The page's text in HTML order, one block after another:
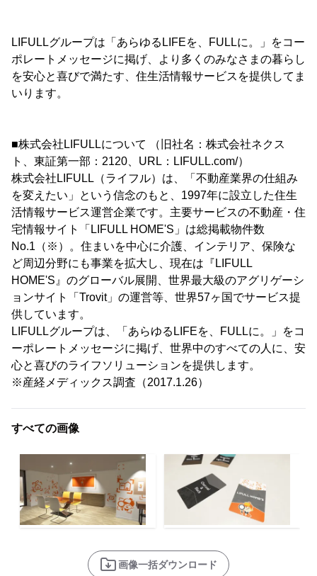
LIFULLグループは「あらゆるLIFEを、FULLに。」をコー
ポレートメッセージに掲げ、より多くのみなさまの暮らし
を安心と喜びで満たす、住生活情報サービスを提供してま
いります。
■株式会社LIFULLについて （旧社名：株式会社ネクス
ト、東証第一部：2120、URL：LIFULL.com/）
株式会社LIFULL（ライフル）は、「不動産業界の仕組み
を変えたい」という信念のもと、1997年に設立した住生
活情報サービス運営企業です。主要サービスの不動産・住
宅情報サイト「LIFULL HOME'S」は総掲載物件数
No.1（※）。住まいを中心に介護、インテリア、保険な
ど周辺分野にも事業を拡大し、現在は『LIFULL
HOME'S』のグローバル展開、世界最大級のアグリゲーシ
ョンサイト「Trovit」の運営等、世界57ヶ国でサービス提
供しています。
LIFULLグループは、「あらゆるLIFEを、FULLに。」をコ
ーポレートメッセージに掲げ、世界中のすべての人に、安
心と喜びのライフソリューションを提供します。
※産経メディックス調査（2017.1.26）
すべての画像
画像一括ダウンロード